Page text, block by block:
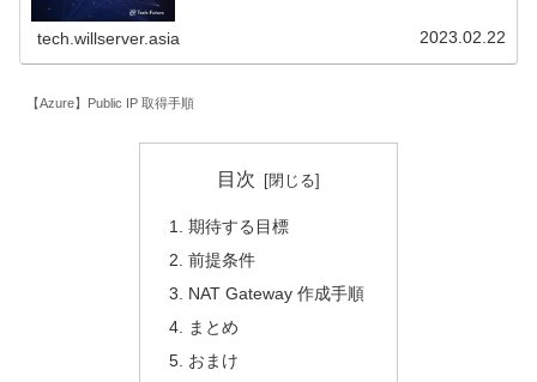
tech.willserver.asia 2023.02.22
【Azure】Public IP 取得手順
目次
期待する目標
前提条件
NAT Gateway 作成手順
まとめ
おまけ